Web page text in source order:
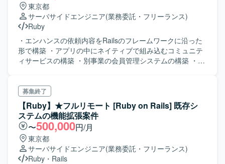
ーティングやチャットを用いて不明点を主体的に解決しな
がら実装をして頂きます。
東京都
サーバサイドエンジニア(業務委託・フリーランス)
Ruby
・エンハンスの依頼内容をRailsのフレームワークに沿った
形で構築 ・アプリの中にネイティブで組み込むコミュニテ
ィサービスの構築 ・別事業の会員管理システムの構築 ・
分け見直し
募集終了
【Ruby】★フルリモート [Ruby on Rails] 既存シ
ステムの機能拡張案件
〜500,000円/月
東京都
サーバサイドエンジニア(業務委託・フリーランス)
Ruby ・ Rails